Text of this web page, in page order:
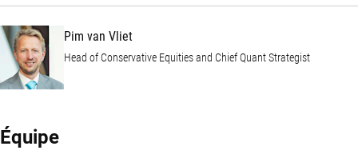
Pim van Vliet
Head of Conservative Equities and Chief Quant Strategist
Équipe